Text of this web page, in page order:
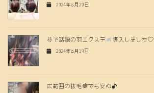
2024年8月20日
巷で話題の羽エクステ 導入しました♡
2024年8月19日
広範囲の抜毛症でも安心♪